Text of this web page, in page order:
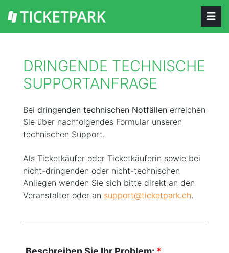
DRINGENDE TECHNISCHE
SUPPORTANFRAGE
Bei dringenden technischen Notfällen erreichen
Sie über nachfolgendes Formular unseren
technischen Support.
Als Ticketkäufer oder Ticketkäuferin sowie bei
nicht-dringenden oder nicht-technischen
Anliegen wenden Sie sich bitte direkt an den
Veranstalter oder an support@ticketpark.ch.